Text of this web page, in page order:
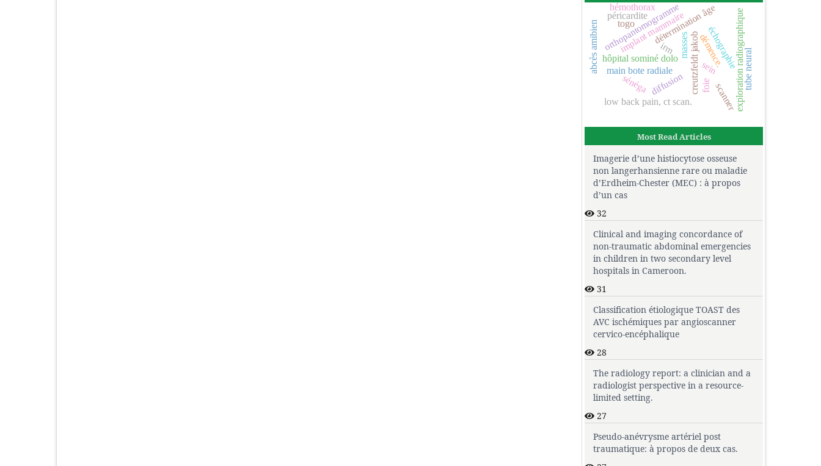
creutzfeldt jakob
détermination âge
hôpital sominé dolo exploration radiographique
main bote radiale
démence.
diffusion
irm
implant mammaire
orthopantomogramme
sein
échographie
péricardite
foie
abcès amibien
sénéga
low back pain, ct scan. scanner
masses
tube neural
togo
hémothorax
Most Read Articles
Imagerie d’une histiocytose osseuse
non langerhansienne rare ou maladie
d’Erdheim-Chester (MEC) : à propos
d’un cas
32
Clinical and imaging concordance of
non-traumatic abdominal emergencies
in children in two secondary level
hospitals in Cameroon.
31
Classification étiologique TOAST des
AVC ischémiques par angioscanner
cervico-encéphalique
28
The radiology report: a clinician and a
radiologist perspective in a resource-
limited setting.
27
Pseudo-anévrysme artériel post
traumatique: à propos de deux cas.